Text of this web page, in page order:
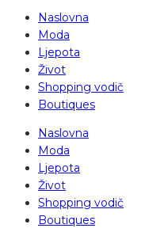
Naslovna
Moda
Ljepota
Život
Shopping vodič
Boutiques
Naslovna
Moda
Ljepota
Život
Shopping vodič
Boutiques